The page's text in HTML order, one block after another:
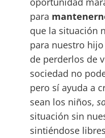
para
que la situación
para nuestro
de perderlos de
sociedad no
pero sí ayuda a
sean los niños,
situación sin
sintiéndose